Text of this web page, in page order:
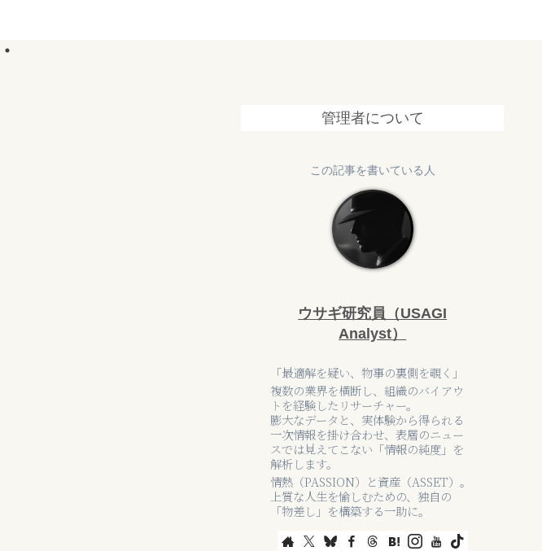
管理者について
この記事を書いている人
ウサギ研究員（USAGI
Analyst）
「最適解を疑い、物事の裏側を覗く」
複数の業界を横断し、組織のバイアウ
トを経験したリサーチャー。
膨大なデータと、実体験から得られる
一次情報を掛け合わせ、表層のニュー
スでは見えてこない「情報の純度」を
解析します。
情熱（PASSION）と資産（ASSET）。
上質な人生を愉しむための、独自の
「物差し」を構築する一助に。